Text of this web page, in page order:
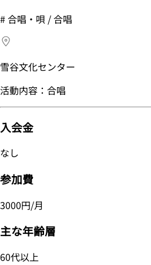
#合唱・唄 / 合唱
雪谷文化センター
活動内容：合唱
入会金
なし
参加費
3000円/月
主な年齢層
60代以上